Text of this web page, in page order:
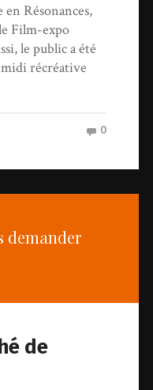
Résonances,
Film-expo
le public a été
récréative
0
demander
de